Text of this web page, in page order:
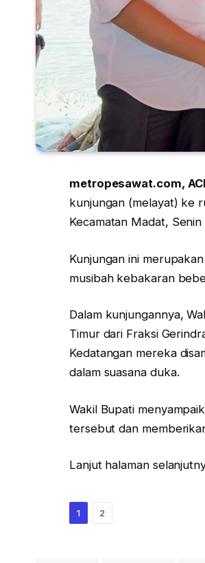
metropesawat.com,
kunjungan (melayat) ke
Kecamatan Madat,
Kunjungan ini
musibah kebakaran
Dalam kunjungannya,
Timur dari Fraksi
Kedatangan mereka
dalam suasana duka.
Wakil Bupati
tersebut dan
Lanjut halaman
1 2